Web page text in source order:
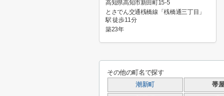
高知県高知市新田町15-5
とさでん交通桟橋線「桟橋通三丁目」
駅 徒歩11分
築23年
その他の町名で探す
潮新町 帯屋